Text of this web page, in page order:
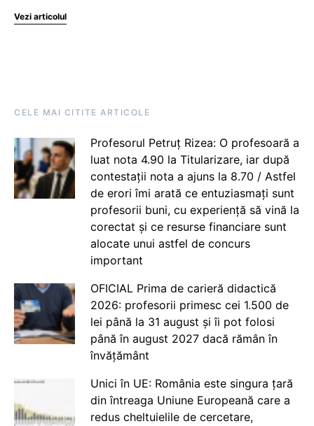
Vezi articolul
CELE MAI CITITE ARTICOLE
Profesorul Petruț Rizea: O profesoară a
luat nota 4.90 la Titularizare, iar după
contestații nota a ajuns la 8.70 / Astfel
de erori îmi arată ce entuziasmați sunt
profesorii buni, cu experiență să vină la
corectat și ce resurse financiare sunt
alocate unui astfel de concurs
important
OFICIAL Prima de carieră didactică
2026: profesorii primesc cei 1.500 de
lei până la 31 august și îi pot folosi
până în august 2027 dacă rămân în
învățământ
Unici în UE: România este singura țară
din întreaga Uniune Europeană care a
redus cheltuielile de cercetare,